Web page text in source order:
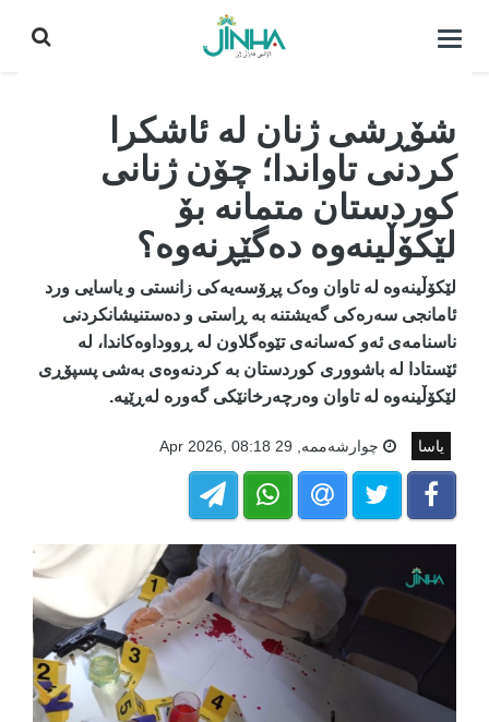
كردنه‌وه‌ی
شۆڕشی ژنان لە ئاشکرا
کردنی تاواندا؛ چۆن ژنانی
کوردستان متمانە بۆ
لێکۆڵینەوە دەگێڕنەوە؟
لێکۆڵینەوە لە تاوان وەک پڕۆسەیەکی زانستی و یاسایی ورد
ئامانجی سەرەکی گەیشتنە بە ڕاستی و دەستنیشانکردنی
ناسنامەی ئەو کەسانەی تێوەگلاون لە ڕووداوەکاندا، لە
ئێستادا لە باشووری کوردستان بە کردنەوەی بەشی پسپۆڕی
لێکۆڵینەوە لە تاوان وەرچەرخانێکی گەورە لەڕێیە.
یاسا چوارشه‌ممه‌, 29 Apr 2026, 08:18